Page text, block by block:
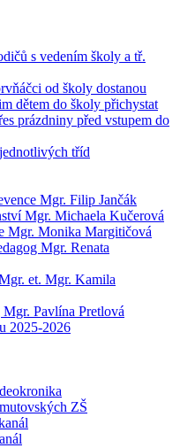
s vedením školy a tř.
od školy dostanou
dětem do školy přichystat
prázdniny před vstupem do
tříd
Mgr. Filip Jančák
Mgr. Michaela Kučerová
Mgr. Monika Margitičová
Mgr. Renata
et. Mgr. Kamila
Mgr. Pavlína Pretlová
2025-2026
ZŠ